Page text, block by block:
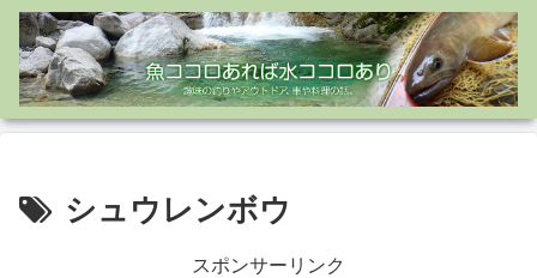
シュウレンボウ
スポンサーリンク